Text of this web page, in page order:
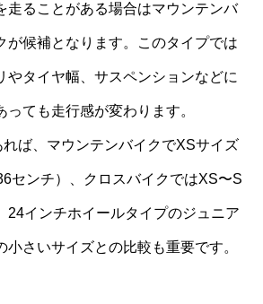
走ることがある場合はマウンテンバ
が候補となります。このタイプでは
やタイヤ幅、サスペンションなどに
っても走行感が変わります。
ば、マウンテンバイクでXSサイズ
センチ）、クロスバイクではXS〜S
24インチホイールタイプのジュニア
小さいサイズとの比較も重要です。